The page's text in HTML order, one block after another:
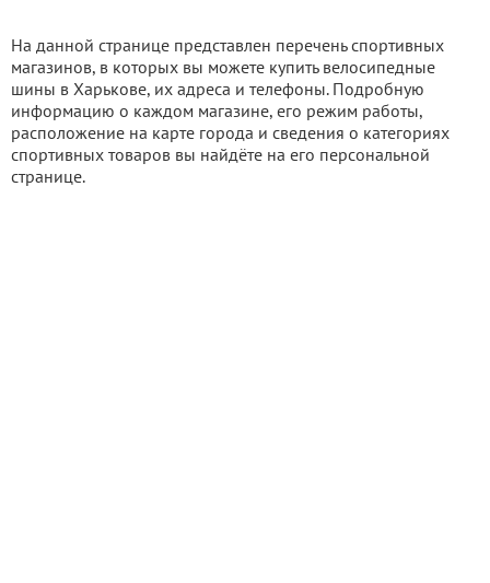
На данной странице представлен перечень спортивных
магазинов, в которых вы можете купить велосипедные
шины в Харькове, их адреса и телефоны. Подробную
информацию о каждом магазине, его режим работы,
расположение на карте города и сведения о категориях
спортивных товаров вы найдёте на его персональной
странице.